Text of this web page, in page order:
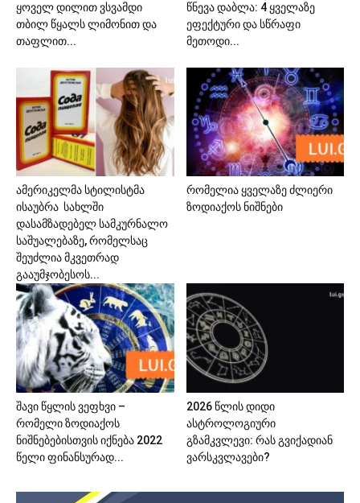
ყოველ დილით ვსვამდი
თბილ წყალს ლიმონით და
თაფლით...
წნევა დაბლა: 4 ყველაზე
ეფექტური და სწრაფი
მეთოდი...
ამერიკელმა სტილისტმა
ისაუბრა სახლში
დასამზადებელ სამკურნალო
საშუალებაზე, რომელსაც
შეუძლია მკვეთრად
გააუმჯობესოს...
რომელია ყველაზე ძლიერი
ზოდიაქოს ნიშნები
შავი წყლის ვეფხვი –
რომელი ზოდიაქოს
ნიშნებებისთვის იქნება 2022
წელი ფინანსურად...
2026 წლის დიდი
ასტროლოგიური
გზამკვლევი: რას გვიქადიან
ვარსკვლავები?